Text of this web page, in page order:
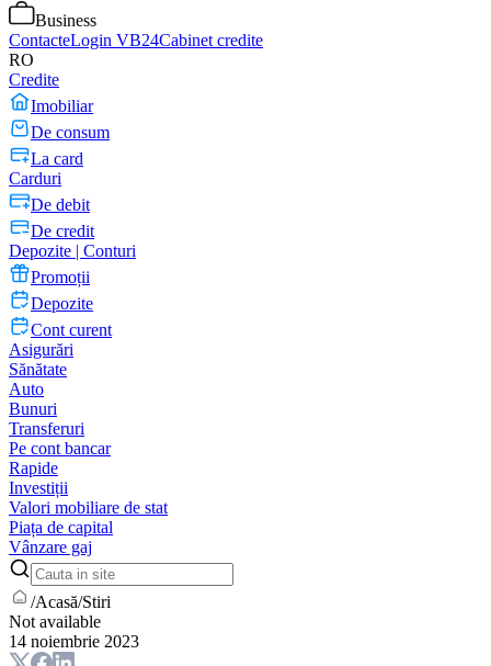
Business
ContacteLogin VB24Cabinet credite
RO
Credite
Imobiliar
De consum
La card
Carduri
De debit
De credit
Depozite | Conturi
Promoții
Depozite
Cont curent
Asigurări
Sănătate
Auto
Bunuri
Transferuri
Pe cont bancar
Rapide
Investiții
Valori mobiliare de stat
Piața de capital
Vânzare gaj
/Acasă/Stiri
Not available
14 noiembrie 2023